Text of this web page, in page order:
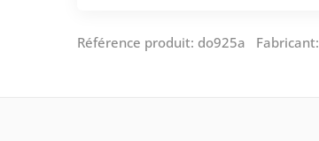
Référence produit: do925a Fabricant: